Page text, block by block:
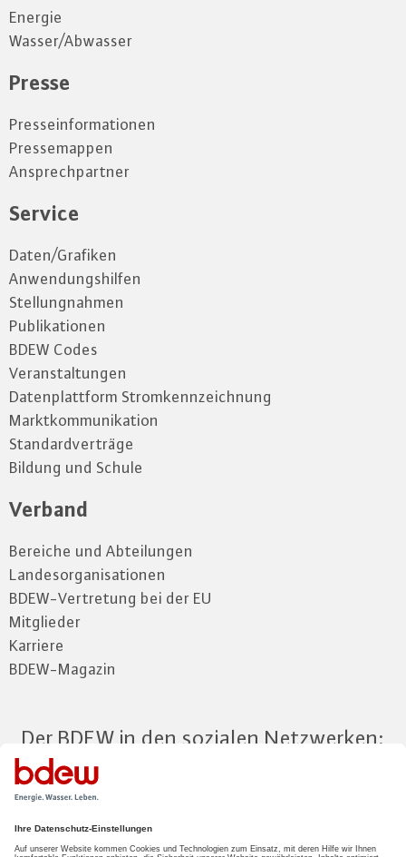
Energie
Wasser/Abwasser
Presse
Presseinformationen
Pressemappen
Ansprechpartner
Service
Daten/Grafiken
Anwendungshilfen
Stellungnahmen
Publikationen
BDEW Codes
Veranstaltungen
Datenplattform Stromkennzeichnung
Marktkommunikation
Standardverträge
Bildung und Schule
Verband
Bereiche und Abteilungen
Landesorganisationen
BDEW-Vertretung bei der EU
Mitglieder
Karriere
BDEW-Magazin
Der BDEW in den sozialen Netzwerken:
Zum Mitgliederbereich